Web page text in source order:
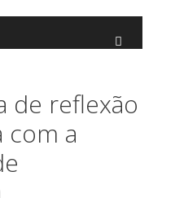
de reflexão
com a